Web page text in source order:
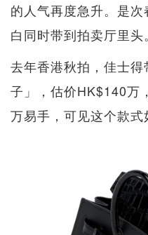
的人气再度急升。是
白同时带到拍卖厅里头。
去年香港秋拍，佳士
子」，估价HK$140万
万易手，可见这个款式